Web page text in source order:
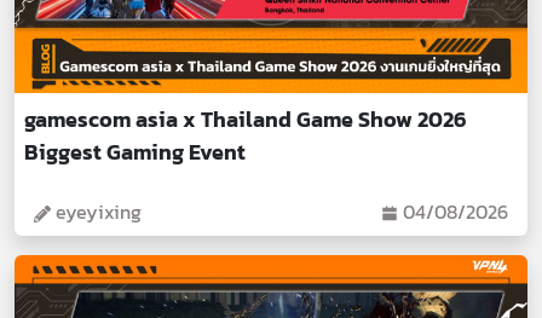
gamescom asia x Thailand Game Show 2026
Biggest Gaming Event
eyeyixing 04/08/2026